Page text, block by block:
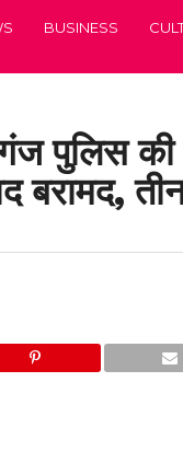
BUSINESS
पुलिस की
बरामद,